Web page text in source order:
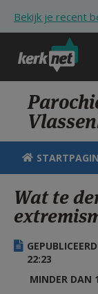
Bekijk je recent
KERK
HULP
Wat te
22:23
MINDER DAN